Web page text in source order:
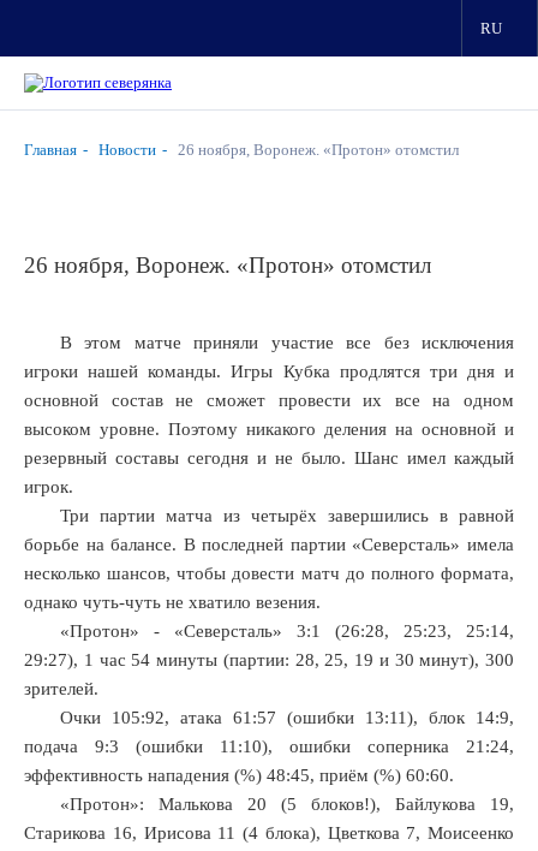
RU
Главная Новости 26 ноября, Воронеж. «Протон» отомстил
26 ноября, Воронеж. «Протон» отомстил
В этом матче приняли участие все без исключения
игроки нашей команды. Игры Кубка продлятся три дня и
основной состав не сможет провести их все на одном
высоком уровне. Поэтому никакого деления на основной и
резервный составы сегодня и не было. Шанс имел каждый
игрок.
Три партии матча из четырёх завершились в равной
борьбе на балансе. В последней партии «Северсталь» имела
несколько шансов, чтобы довести матч до полного формата,
однако чуть-чуть не хватило везения.
«Протон» - «Северсталь» 3:1 (26:28, 25:23, 25:14,
29:27), 1 час 54 минуты (партии: 28, 25, 19 и 30 минут), 300
зрителей.
Очки 105:92, атака 61:57 (ошибки 13:11), блок 14:9,
подача 9:3 (ошибки 11:10), ошибки соперника 21:24,
эффективность нападения (%) 48:45, приём (%) 60:60.
«Протон»: Малькова 20 (5 блоков!), Байлукова 19,
Старикова 16, Ирисова 11 (4 блока), Цветкова 7, Моисеенко